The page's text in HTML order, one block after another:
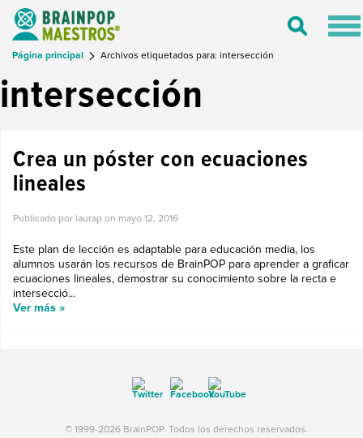
Toggle
Página principal Archivos etiquetados para: intersección
intersección
Crea un póster con ecuaciones
lineales
Publicado por laurap on mayo 12, 2016
Este plan de lección es adaptable para educación media, los
alumnos usarán los recursos de BrainPOP para aprender a graficar
ecuaciones lineales, demostrar su conocimiento sobre la recta e
intersecció...
Ver más »
© 1999-2026 BrainPOP. Todos los derechos reservados.